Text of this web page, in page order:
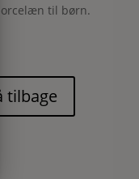
til børn.